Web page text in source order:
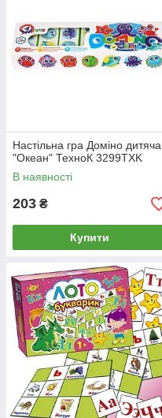
Настільна гра Доміно дитяча
"Океан" ТехноК 3299TXK
В наявності
203 ₴
Купити